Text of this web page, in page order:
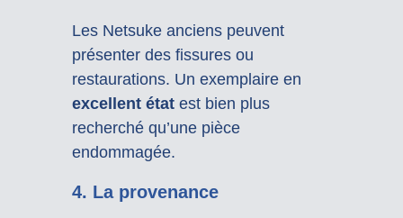
Les Netsuke anciens peuvent
présenter des fissures ou
restaurations. Un exemplaire en
excellent étatest bien plus
recherché qu’une pièce
endommagée.
4. La provenance